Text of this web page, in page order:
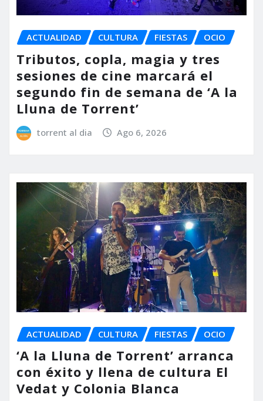
ACTUALIDAD CULTURA FIESTAS OCIO
Tributos, copla, magia y tres
sesiones de cine marcará el
segundo fin de semana de ‘A la
Lluna de Torrent’
torrent al dia Ago 6, 2026
ACTUALIDAD CULTURA FIESTAS OCIO
‘A la Lluna de Torrent’ arranca
con éxito y llena de cultura El
Vedat y Colonia Blanca